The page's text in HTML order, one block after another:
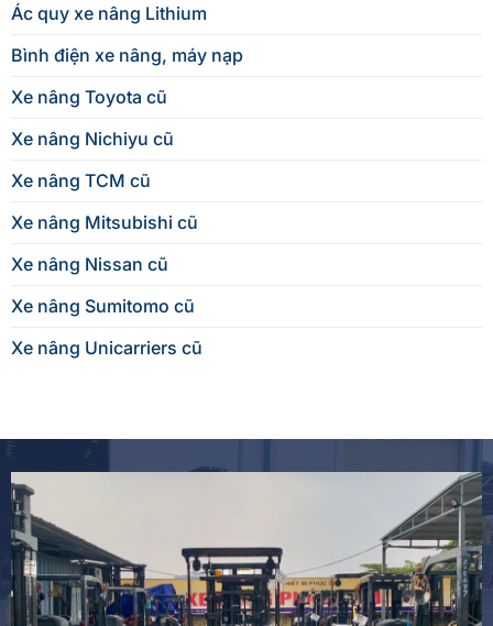
Ác quy xe nâng Lithium
Bình điện xe nâng, máy nạp
Xe nâng Toyota cũ
Xe nâng Nichiyu cũ
Xe nâng TCM cũ
Xe nâng Mitsubishi cũ
Xe nâng Nissan cũ
Xe nâng Sumitomo cũ
Xe nâng Unicarriers cũ